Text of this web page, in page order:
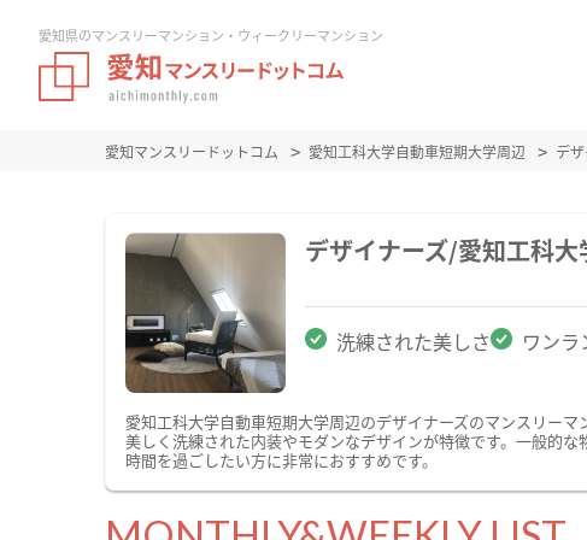
愛知県のマンスリーマンション・ウィークリーマンション
愛知マンスリードットコム 愛知工科大学自動車短期大学周辺 デ
デザイナーズ/愛知工科
洗練された美しさ ワン
愛知工科大学自動車短期大学周辺のデザイナーズのマンスリー
美しく洗練された内装やモダンなデザインが特徴です。一般的
時間を過ごしたい方に非常におすすめです。